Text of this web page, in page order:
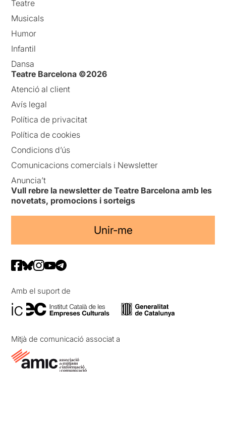
Teatre
Musicals
Humor
Infantil
Dansa
Teatre Barcelona ©2026
Atenció al client
Avís legal
Política de privacitat
Política de cookies
Condicions d’ús
Comunicacions comercials i Newsletter
Anuncia’t
Vull rebre la newsletter de Teatre Barcelona amb les
novetats, promocions i sorteigs
Unir-me
Amb el suport de
Mitjà de comunicació associat a